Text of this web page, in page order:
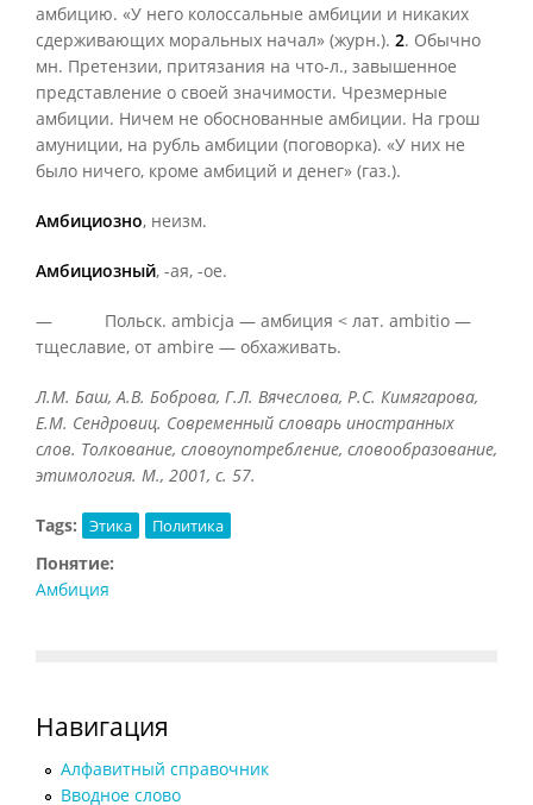
амбицию. «У него колоссальные амбиции и никаких
сдерживающих моральных начал» (журн.). 2. Обычно
мн. Претензии, притязания на что-л., завышенное
представление о своей значимости. Чрезмерные
амбиции. Ничем не обоснованные амбиции. На грош
амуниции, на рубль амбиции (поговорка). «У них не
было ничего, кроме амбиций и денег» (газ.).
Амбициозно, неизм.
Амбициозный, -ая, -ое.
— Польск. ambicja — амбиция < лат. ambitio —
тщеславие, от ambire — обхаживать.
Л.М. Баш, А.В. Боброва, Г.Л. Вячеслова, Р.С. Кимягарова,
Е.М. Сендровиц. Современный словарь иностранных
слов. Толкование, словоупотребление, словообразование,
этимология. М., 2001, с. 57.
Tags: Этика Политика
Понятие:
Амбиция
Навигация
Алфавитный справочник
Вводное слово